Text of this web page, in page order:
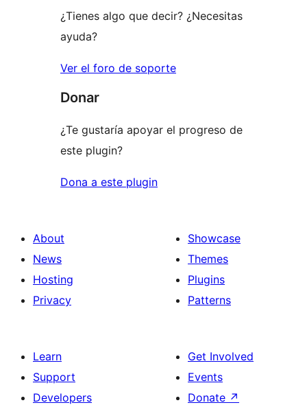
¿Tienes algo que decir? ¿Necesitas
ayuda?
Ver el foro de soporte
Donar
¿Te gustaría apoyar el progreso de
este plugin?
Dona a este plugin
About
News
Hosting
Privacy
Showcase
Themes
Plugins
Patterns
Learn
Support
Developers
Get Involved
Events
Donate ↗